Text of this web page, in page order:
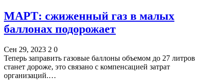
МАРТ: сжиженный газ в малых
баллонах подорожает
Сен 29, 2023 2 0
Теперь заправить газовые баллоны объемом до 27 литров
станет дороже, это связано с компенсацией затрат
организаций.…